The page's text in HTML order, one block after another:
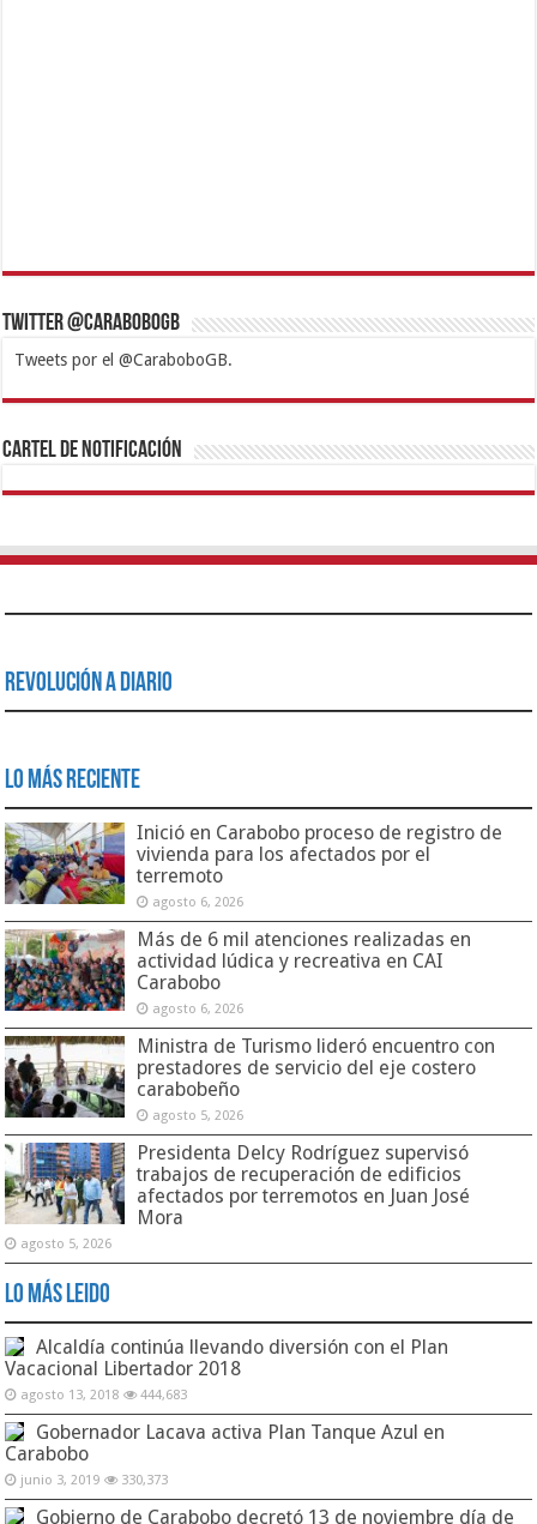
Twitter @CaraboboGB
Tweets por el @CaraboboGB.
1xbetBetturkeyBetistKralbetSupertotobetTipobetMatadorbetMariobet
https://mvbcasino.com/
Cartel de Notificación
Revolución a Diario
Lo Más Reciente
Inició en Carabobo proceso de registro de
vivienda para los afectados por el
terremoto
agosto 6, 2026
Más de 6 mil atenciones realizadas en
actividad lúdica y recreativa en CAI
Carabobo
agosto 6, 2026
Ministra de Turismo lideró encuentro con
prestadores de servicio del eje costero
carabobeño
agosto 5, 2026
Presidenta Delcy Rodríguez supervisó
trabajos de recuperación de edificios
afectados por terremotos en Juan José
Mora
agosto 5, 2026
Lo Más Leido
Alcaldía continúa llevando diversión con el Plan
Vacacional Libertador 2018
agosto 13, 2018 444,683
Gobernador Lacava activa Plan Tanque Azul en
Carabobo
junio 3, 2019 330,373
Gobierno de Carabobo decretó 13 de noviembre día de